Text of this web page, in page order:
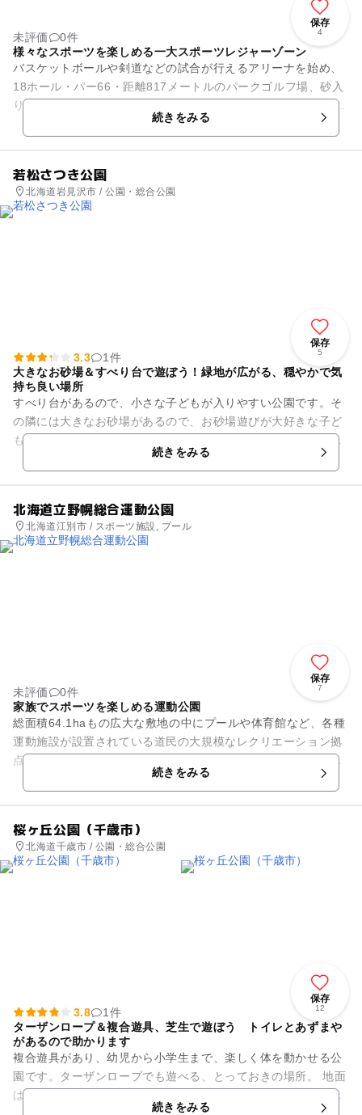
保存
4
未評価
0件
様々なスポーツを楽しめる一大スポーツレジャーゾーン
バスケットボールや剣道などの試合が行えるアリーナを始め、
18ホール・パー66・距離817メートルのパークゴルフ場、砂入
り人工芝4面のテニスコート、6,200人を収容できる野球場、25
続きをみる
若松さつき公園
北海道岩見沢市 / 公園・総合公園
保存
5
3.3
1件
大きなお砂場＆すべり台で遊ぼう！緑地が広がる、穏やかで気
持ち良い場所
すべり台があるので、小さな子どもが入りやすい公園です。そ
の隣には大きなお砂場があるので、お砂場遊びが大好きな子ど
もにピッタリです。創造力をかきたてて、めいいっぱい遊べま
続きをみる
北海道立野幌総合運動公園
北海道江別市 / スポーツ施設, プール
保存
7
未評価
0件
家族でスポーツを楽しめる運動公園
総面積64.1haもの広大な敷地の中にプールや体育館など、各種
運動施設が設置されている道民の大規模なレクリエーション拠
点となる公園です。国体など大きなイベントにも利用されるこ
続きをみる
桜ヶ丘公園（千歳市）
北海道千歳市 / 公園・総合公園
保存
12
3.8
1件
ターザンロープ＆複合遊具、芝生で遊ぼう トイレとあずまや
があるので助かります
複合遊具があり、幼児から小学生まで、楽しく体を動かせる公
園です。ターザンロープでも遊べる、とっておきの場所。 地面
は芝生で、緑の気持ち良い空間が広がります。子どもだけでな
続きをみる